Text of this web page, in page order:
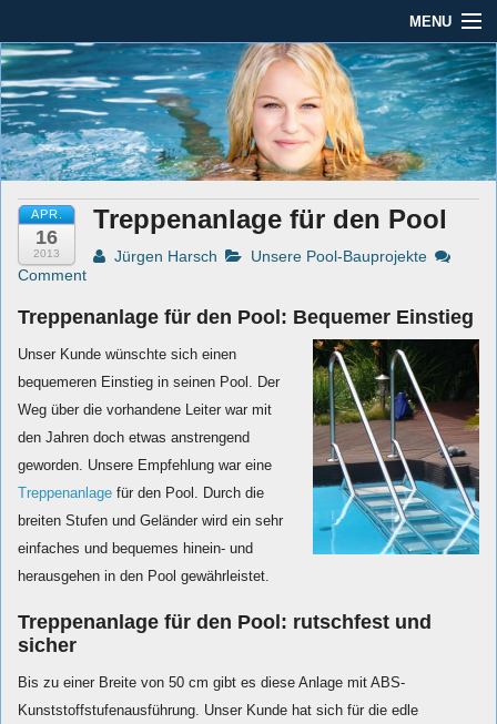
MENU
Dauber Schwimmanlagen GmbH
Leistungen
Service
Produkte
Öffnungszeiten
AGBs
Impressum / Datenschutz
Dauber Schwimmanlagen
GmbH
Seit mehr als 45 Jahren im Rhein-Main-Gebiet
APR.
16
2013
Treppenanlage für den Pool
Jürgen Harsch
Unsere Pool-Bauprojekte
Comment
Treppenanlage für den Pool: Bequemer Einstieg
Unser Kunde wünschte sich einen
bequemeren Einstieg in seinen Pool. Der
Weg über die vorhandene Leiter war mit
den Jahren doch etwas anstrengend
geworden. Unsere Empfehlung war eine
Treppenanlage für den Pool. Durch die
breiten Stufen und Geländer wird ein sehr
einfaches und bequemes hinein- und
herausgehen in den Pool gewährleistet.
Treppenanlage für den Pool: rutschfest und
sicher
Bis zu einer Breite von 50 cm gibt es diese Anlage mit ABS-
Kunststoffstufenausführung. Unser Kunde hat sich für die edle